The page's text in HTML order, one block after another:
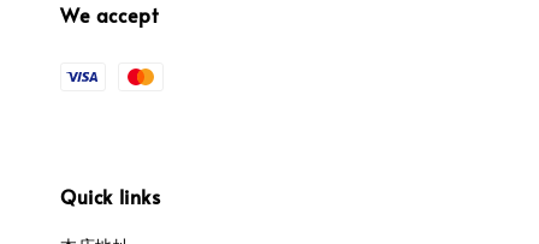
We accept
Quick links